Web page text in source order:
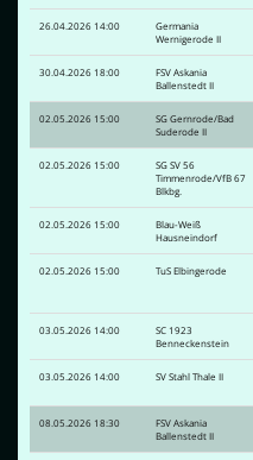
26.04.2026 14:00
Germania
Wernigerode II
30.04.2026 18:00
FSV Askania
Ballenstedt II
02.05.2026 15:00
SG Gernrode/Bad
Suderode II
02.05.2026 15:00
SG SV 56
Timmenrode/VfB 67
Blkbg.
02.05.2026 15:00
Blau-Weiß
Hausneindorf
02.05.2026 15:00 TuS Elbingerode
03.05.2026 14:00
SC 1923
Benneckenstein
03.05.2026 14:00 SV Stahl Thale II
08.05.2026 18:30
FSV Askania
Ballenstedt II